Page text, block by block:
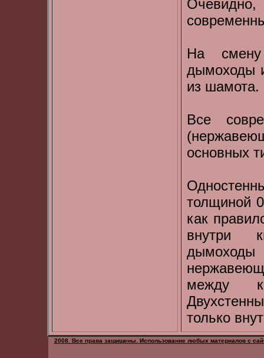
На смену
дымоходы
из шамота.
Все
основных
толщиной
как
внутри
дымоходы
между
только
2008. Все права защищены. Использование любых материалов с